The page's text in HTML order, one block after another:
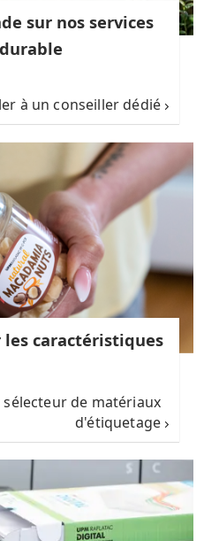
sur nos services
à un conseiller dédié
les caractéristiques
de matériaux
d'étiquetage